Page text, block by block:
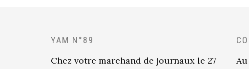
YAM N°89
Chez votre marchand de journaux le 27